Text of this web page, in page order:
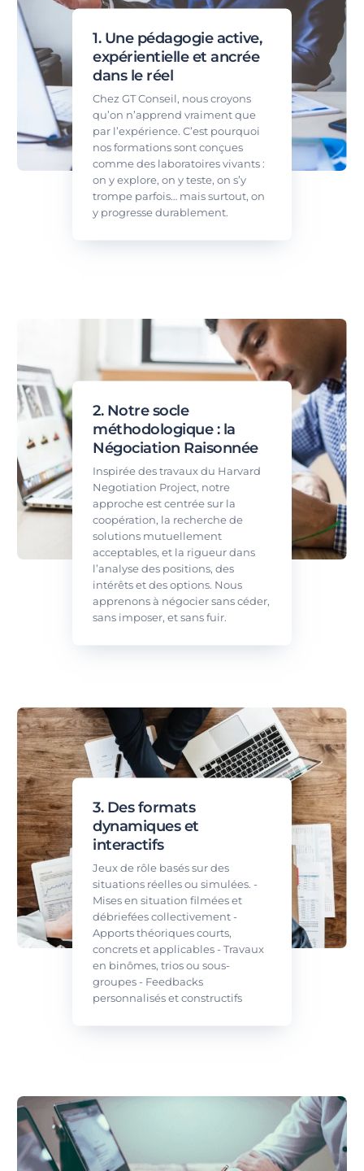
1. Une pédagogie active,
expérientielle et ancrée
dans le réel
Chez GT Conseil, nous croyons
qu’on n’apprend vraiment que
par l’expérience. C’est pourquoi
nos formations sont conçues
comme des laboratoires vivants :
on y explore, on y teste, on s’y
trompe parfois… mais surtout, on
y progresse durablement.
2. Notre socle
méthodologique : la
Négociation Raisonnée
Inspirée des travaux du Harvard
Negotiation Project, notre
approche est centrée sur la
coopération, la recherche de
solutions mutuellement
acceptables, et la rigueur dans
l’analyse des positions, des
intérêts et des options. Nous
apprenons à négocier sans céder,
sans imposer, et sans fuir.
3. Des formats
dynamiques et
interactifs
Jeux de rôle basés sur des
situations réelles ou simulées. -
Mises en situation filmées et
débriefées collectivement -
Apports théoriques courts,
concrets et applicables - Travaux
en binômes, trios ou sous-
groupes - Feedbacks
personnalisés et constructifs